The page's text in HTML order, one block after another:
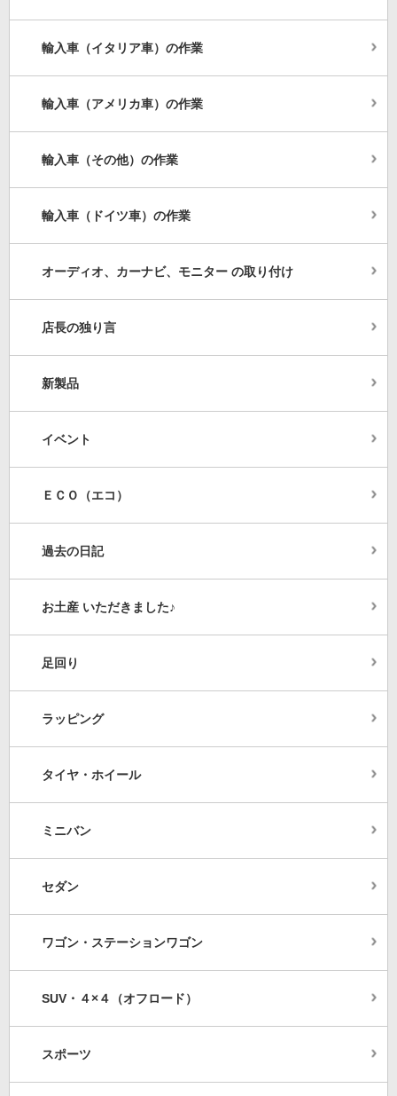
輸入車（イタリア車）の作業
輸入車（アメリカ車）の作業
輸入車（その他）の作業
輸入車（ドイツ車）の作業
オーディオ、カーナビ、モニター の取り付け
店長の独り言
新製品
イベント
ＥＣＯ（エコ）
過去の日記
お土産 いただきました♪
足回り
ラッピング
タイヤ・ホイール
ミニバン
セダン
ワゴン・ステーションワゴン
SUV・４×４（オフロード）
スポーツ